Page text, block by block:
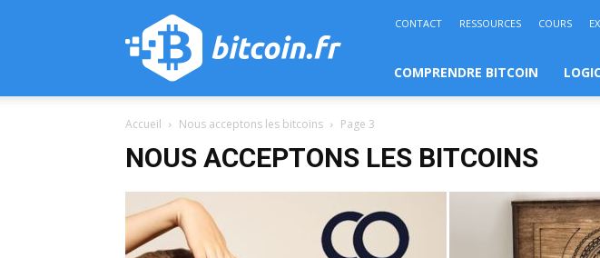
bitcoin.fr
CONTACT RESSOURCES COURS
COMPRENDRE BITCOIN
Accueil Nous acceptons les bitcoins Page 3
NOUS ACCEPTONS LES BITCOINS